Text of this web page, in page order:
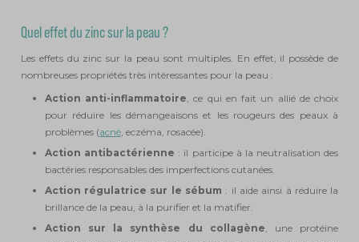
Quel effet du zinc sur la peau ?
Les effets du zinc sur la peau sont multiples. En effet, il possède de
nombreuses propriétés très intéressantes pour la peau :
Action anti-inflammatoire , ce qui en fait un allié de choix
pour réduire les démangeaisons et les rougeurs des peaux à
problèmes (acné, eczéma, rosacée).
Action antibactérienne : il participe à la neutralisation des
bactéries responsables des imperfections cutanées.
Action régulatrice sur le sébum : il aide ainsi à réduire la
brillance de la peau, à la purifier et la matifier.
Action sur la synthèse du collagène , une protéine